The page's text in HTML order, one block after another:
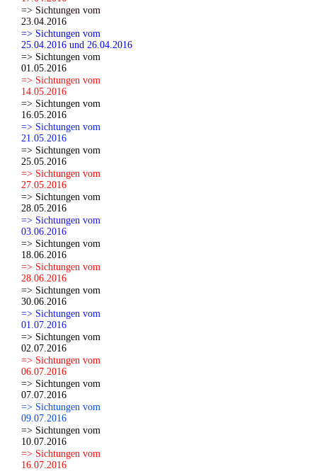
=> Sichtungen vom
23.04.2016
=> Sichtungen vom
25.04.2016 und 26.04.2016
=> Sichtungen vom
01.05.2016
=> Sichtungen vom
14.05.2016
=> Sichtungen vom
16.05.2016
=> Sichtungen vom
21.05.2016
=> Sichtungen vom
25.05.2016
=> Sichtungen vom
27.05.2016
=> Sichtungen vom
28.05.2016
=> Sichtungen vom
03.06.2016
=> Sichtungen vom
18.06.2016
=> Sichtungen vom
28.06.2016
=> Sichtungen vom
30.06.2016
=> Sichtungen vom
01.07.2016
=> Sichtungen vom
02.07.2016
=> Sichtungen vom
06.07.2016
=> Sichtungen vom
07.07.2016
=> Sichtungen vom
09.07.2016
=> Sichtungen vom
10.07.2016
=> Sichtungen vom
16.07.2016